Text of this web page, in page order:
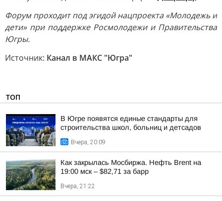
Форум проходит под эгидой нацпроекта «Молодежь и
дети» при поддержке Росмолодежи и Правительства
Югры.
Источник: Канал в МАКС "Югра"
ТОП
В Югре появятся единые стандарты для
строительства школ, больниц и детсадов
Вчера, 20:09
Как закрылась Мосбиржа. Нефть Brent на
19:00 мск – $82,71 за барр
Вчера, 21:22